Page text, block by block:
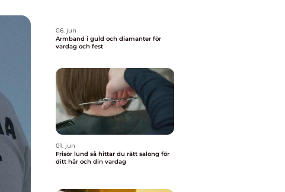
06. jun
Armband i guld och diamanter för
vardag och fest
01. jun
Frisör lund så hittar du rätt salong för
ditt hår och din vardag